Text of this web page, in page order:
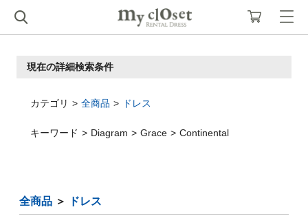
現在の詳細検索条件
カテゴリ 全商品 ドレス
キーワード Diagram Grace Continental
全商品 ＞ ドレス